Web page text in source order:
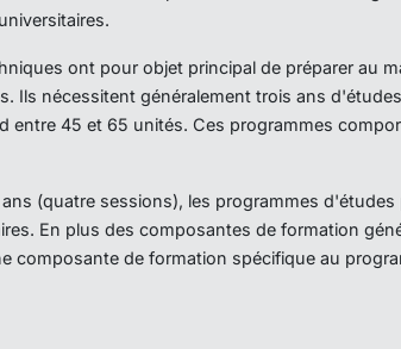
ont pour objet principal de préparer au
Ils nécessitent généralement trois ans
entre 45 et 65 unités. Ces programmes
(quatre sessions), les programmes
En plus des composantes de formation
composante de formation spécifique au